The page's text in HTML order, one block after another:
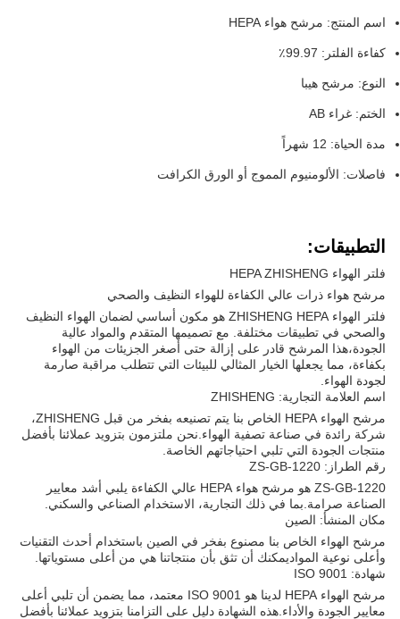
اسم المنتج: مرشح هواء HEPA
كفاءة الفلتر: 99.97٪
النوع: مرشح هيبا
الختم: غراء AB
مدة الحياة: 12 شهراً
فاصلات: الألومنيوم المموج أو الورق الكرافت
التطبيقات:
فلتر الهواء HEPA ZHISHENG
مرشح هواء ذرات عالي الكفاءة للهواء النظيف والصحي
فلتر الهواء ZHISHENG HEPA هو مكون أساسي لضمان الهواء النظيف
والصحي في تطبيقات مختلفة. مع تصميمها المتقدم والمواد عالية
الجودة،هذا المرشح قادر على إزالة حتى أصغر الجزيئات من الهواء
بكفاءة، مما يجعلها الخيار المثالي للبيئات التي تتطلب مراقبة صارمة
لجودة الهواء.
اسم العلامة التجارية: ZHISHENG
مرشح الهواء HEPA الخاص بنا يتم تصنيعه بفخر من قبل ZHISHENG،
شركة رائدة في صناعة تصفية الهواء.نحن ملتزمون بتزويد عملائنا بأفضل
منتجات الجودة التي تلبي احتياجاتهم الخاصة.
رقم الطراز: ZS-GB-1220
ZS-GB-1220 هو مرشح هواء HEPA عالي الكفاءة يلبي أشد معايير
الصناعة صرامة.بما في ذلك التجارية، الاستخدام الصناعي والسكني.
مكان المنشأ: الصين
مرشح الهواء الخاص بنا مصنوع بفخر في الصين باستخدام أحدث التقنيات
وأعلى نوعية المواديمكنك أن تثق بأن منتجاتنا هي من أعلى مستوياتها.
شهادة: ISO 9001
مرشح الهواء HEPA لدينا هو ISO 9001 معتمد، مما يضمن أن تلبي أعلى
معايير الجودة والأداء.هذه الشهادة دليل على التزامنا بتزويد عملائنا بأفضل